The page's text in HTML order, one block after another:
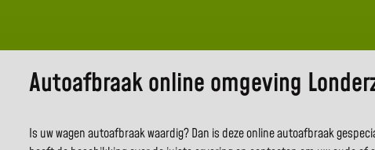
Autoafbraak online omgeving
Is uw wagen autoafbraak waardig? Dan is deze online autoafbraak